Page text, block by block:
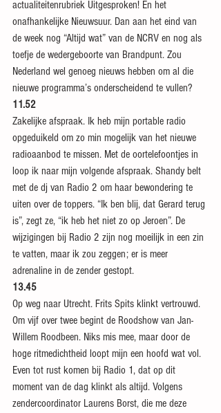
actualiteitenrubriek Uitgesproken! En het
onafhankelijke Nieuwsuur. Dan aan het eind van
de week nog “Altijd wat” van de NCRV en nog als
toefje de wedergeboorte van Brandpunt. Zou
Nederland wel genoeg nieuws hebben om al die
nieuwe programma’s onderscheidend te vullen?
11.52
Zakelijke afspraak. Ik heb mijn portable radio
opgeduikeld om zo min mogelijk van het nieuwe
radioaanbod te missen. Met de oortelefoontjes in
loop ik naar mijn volgende afspraak. Shandy belt
met de dj van Radio 2 om haar bewondering te
uiten over de toppers. “Ik ben blij, dat Gerard terug
is”, zegt ze, “ik heb het niet zo op Jeroen”. De
wijzigingen bij Radio 2 zijn nog moeilijk in een zin
te vatten, maar ik zou zeggen; er is meer
adrenaline in de zender gestopt.
13.45
Op weg naar Utrecht. Frits Spits klinkt vertrouwd.
Om vijf over twee begint de Roodshow van Jan-
Willem Roodbeen. Niks mis mee, maar door de
hoge ritmedichtheid loopt mijn een hoofd wat vol.
Even tot rust komen bij Radio 1, dat op dit
moment van de dag klinkt als altijd. Volgens
zendercoordinator Laurens Borst, die me deze